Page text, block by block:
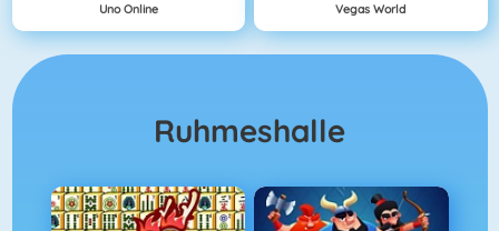
Uno Online Vegas World
Ruhmeshalle